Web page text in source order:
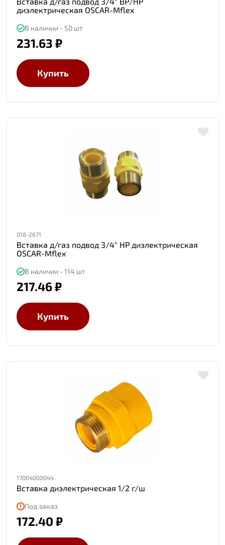
диэлектрическая OSCAR-Mflex
В наличии - 50 шт
231.63 ₽
Купить
018-2671
Вставка д/газ подвод 3/4" НР диэлектрическая
OSCAR-Mflex
В наличии - 114 шт
217.46 ₽
Купить
17004000044
Вставка диэлектрическая 1/2 г/ш
Под заказ
172.40 ₽